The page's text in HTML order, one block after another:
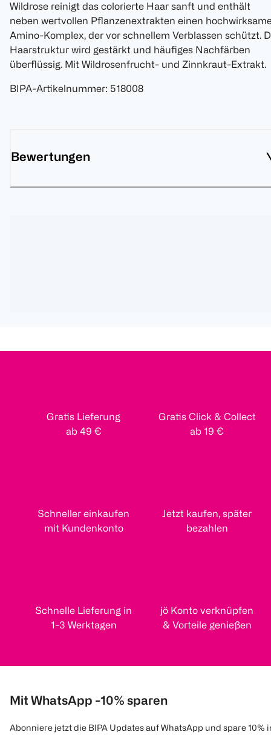
Wildrose reinigt das colorierte Haar sanft und enthält
neben wertvollen Pflanzenextrakten einen
Amino-Komplex, der vor schnellem Verblassen schützt.
Haarstruktur wird gestärkt und häufiges Nachfärben
überflüssig. Mit Wildrosenfrucht- und Zinnkraut-Extrakt.
BIPA-Artikelnummer: 518008
Bewertungen
Gratis Lieferung
ab 49 €
Gratis Click & Collect
ab 19 €
Schneller einkaufen
mit Kundenkonto
Jetzt kaufen, später
bezahlen
Schnelle Lieferung in
1-3 Werktagen
jö Konto verknüpfen
& Vorteile genießen
Mit WhatsApp -10% sparen
Abonniere jetzt die BIPA Updates auf WhatsApp und spare 10%